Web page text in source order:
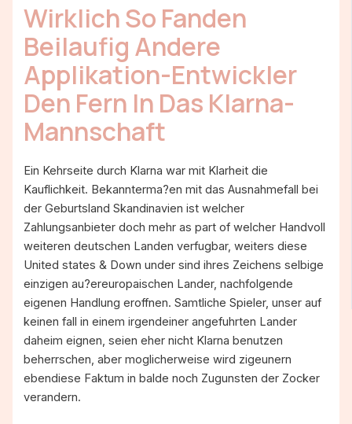
Wirklich So Fanden
Beilaufig Andere
Applikation-Entwickler
Den Fern In Das Klarna-
Mannschaft
Ein Kehrseite durch Klarna war mit Klarheit die
Kauflichkeit. Bekannterma?en mit das Ausnahmefall bei
der Geburtsland Skandinavien ist welcher
Zahlungsanbieter doch mehr as part of welcher Handvoll
weiteren deutschen Landen verfugbar, weiters diese
United states & Down under sind ihres Zeichens selbige
einzigen au?ereuropaischen Lander, nachfolgende
eigenen Handlung eroffnen. Samtliche Spieler, unser auf
keinen fall in einem irgendeiner angefuhrten Lander
daheim eignen, seien eher nicht Klarna benutzen
beherrschen, aber moglicherweise wird zigeunern
ebendiese Faktum in balde noch Zugunsten der Zocker
verandern.